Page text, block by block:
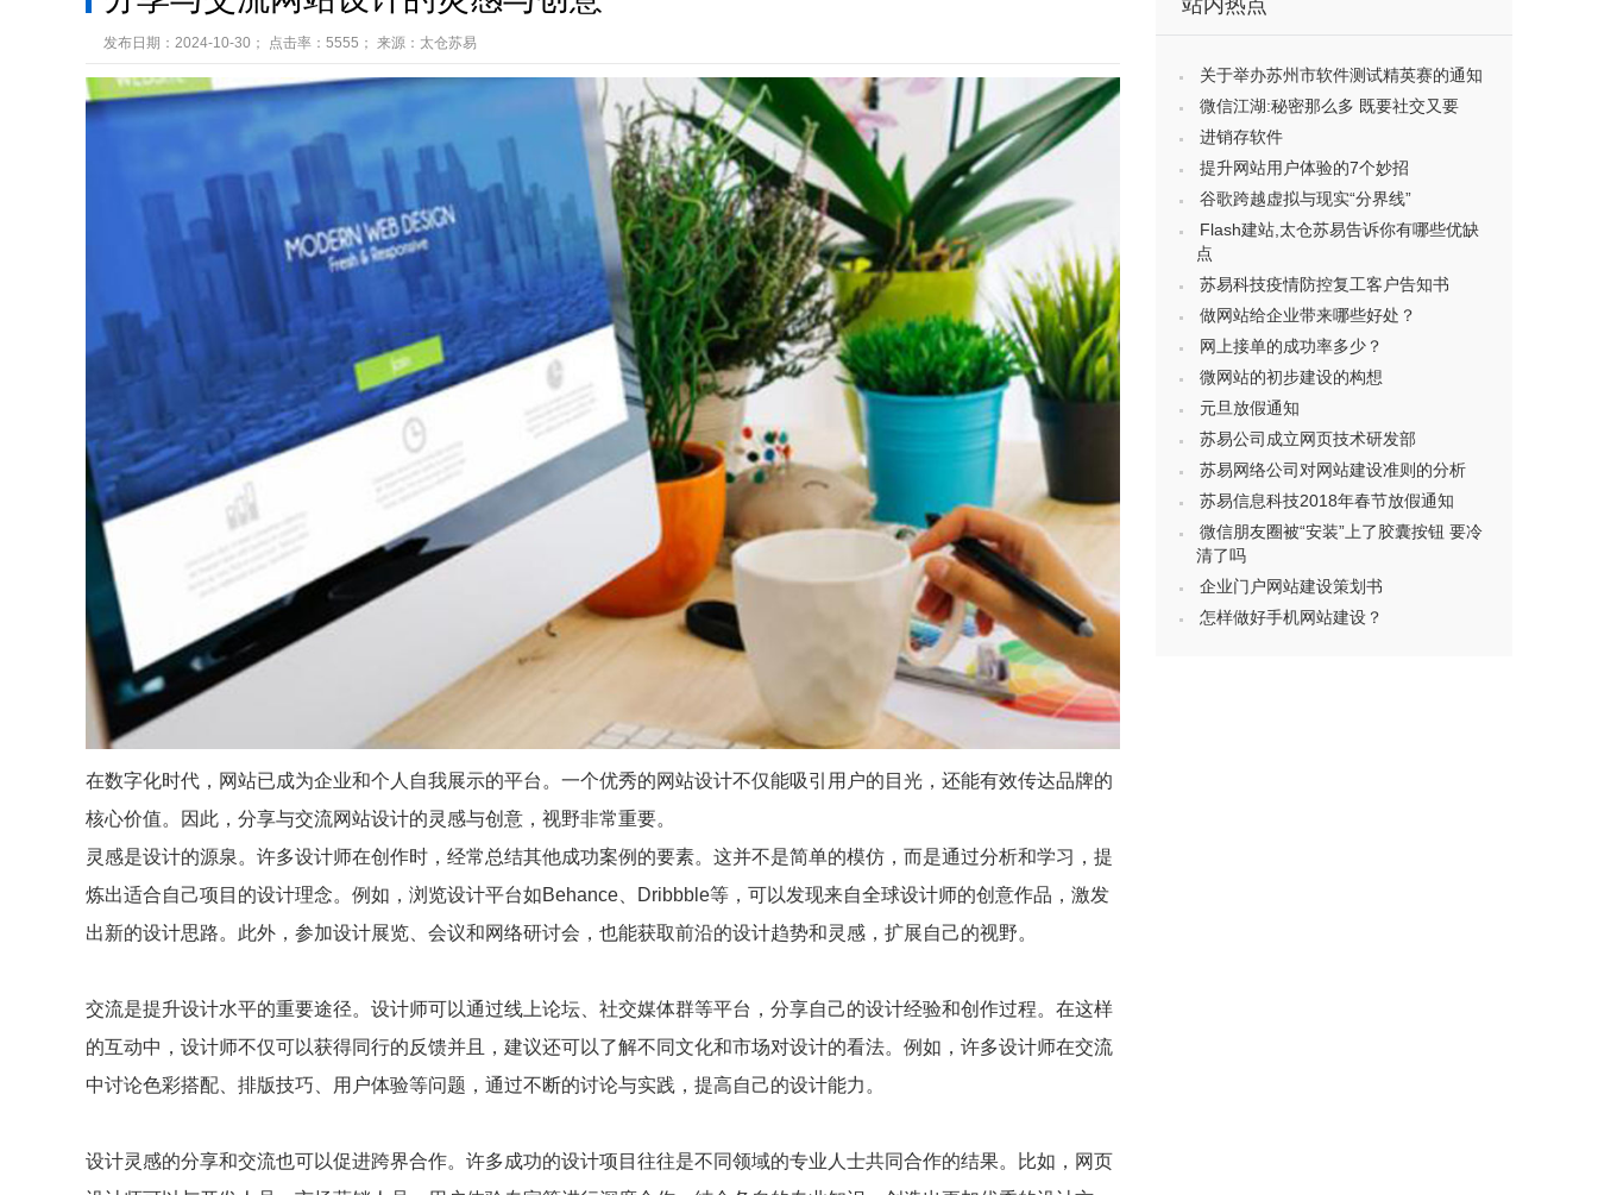
发布日期：2024-10-30； 点击率：5555； 来源：太仓苏易
在数字化时代，网站已成为企业和个人自我展示的平台。一个优秀的网站设计不仅能吸引用户的目光，还能有效传达品牌的
核心价值。因此，分享与交流网站设计的灵感与创意，视野非常重要。
灵感是设计的源泉。许多设计师在创作时，经常总结其他成功案例的要素。这并不是简单的模仿，而是通过分析和学习，提
炼出适合自己项目的设计理念。例如，浏览设计平台如Behance、Dribbble等，可以发现来自全球设计师的创意作品，激发
出新的设计思路。此外，参加设计展览、会议和网络研讨会，也能获取前沿的设计趋势和灵感，扩展自己的视野。
交流是提升设计水平的重要途径。设计师可以通过线上论坛、社交媒体群等平台，分享自己的设计经验和创作过程。在这样
的互动中，设计师不仅可以获得同行的反馈并且，建议还可以了解不同文化和市场对设计的看法。例如，许多设计师在交流
中讨论色彩搭配、排版技巧、用户体验等问题，通过不断的讨论与实践，提高自己的设计能力。
设计灵感的分享和交流也可以促进跨界合作。许多成功的设计项目往往是不同领域的专业人士共同合作的结果。比如，网页
站内热点
关于举办苏州市软件测试精英赛的通知
微信江湖:秘密那么多 既要社交又要
进销存软件
提升网站用户体验的7个妙招
谷歌跨越虚拟与现实“分界线”
Flash建站,太仓苏易告诉你有哪些优缺
点
苏易科技疫情防控复工客户告知书
做网站给企业带来哪些好处？
网上接单的成功率多少？
微网站的初步建设的构想
元旦放假通知
苏易公司成立网页技术研发部
苏易网络公司对网站建设准则的分析
苏易信息科技2018年春节放假通知
微信朋友圈被“安装”上了胶囊按钮 要冷
清了吗
企业门户网站建设策划书
怎样做好手机网站建设？